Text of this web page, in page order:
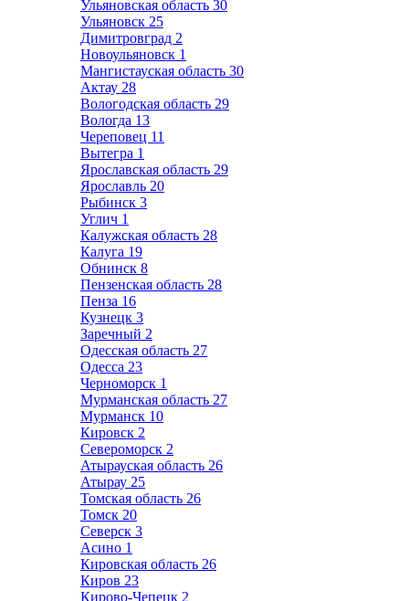
Ульяновская область 30
Ульяновск 25
Димитровград 2
Новоульяновск 1
Мангистауская область 30
Актау 28
Вологодская область 29
Вологда 13
Череповец 11
Вытегра 1
Ярославская область 29
Ярославль 20
Рыбинск 3
Углич 1
Калужская область 28
Калуга 19
Обнинск 8
Пензенская область 28
Пенза 16
Кузнецк 3
Заречный 2
Одесская область 27
Одесса 23
Черноморск 1
Мурманская область 27
Мурманск 10
Кировск 2
Североморск 2
Атырауская область 26
Атырау 25
Томская область 26
Томск 20
Северск 3
Асино 1
Кировская область 26
Киров 23
Кирово-Чепецк 2